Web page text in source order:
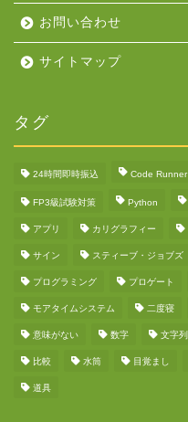
お問い合わせ
サイトマップ
タグ
24時間即時振込 Code Runner
FP3級試験対策 Python
アプリ カリグラフィー
サイン スティーブ・ジョブズ
プログラミング プロゲート
モアタイムシステム 二度寝
意味がない 数字 文字列
比較 水筒 目覚まし
道具